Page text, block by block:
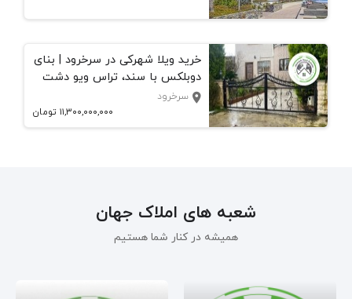
خرید ویلا شهرکی در سرخرود | بنای
دوبلکس با سند، تراس ویو دشت
سرخرود
۱۱,۳۰۰,۰۰۰,۰۰۰ تومان
فروش آپارتمان ساحلی سرخرود
ویو دریا | 3 خوابه، نورگیر عالی
سرخرود
۱۴,۰۰۰,۰۰۰,۰۰۰ تومان
قیمت ویلا در سرخرود
سرخرود
۵,۴۰۰,۰۰۰,۰۰۰ تومان
شعبه های املاک جهان
همیشه در کنار شما هستیم